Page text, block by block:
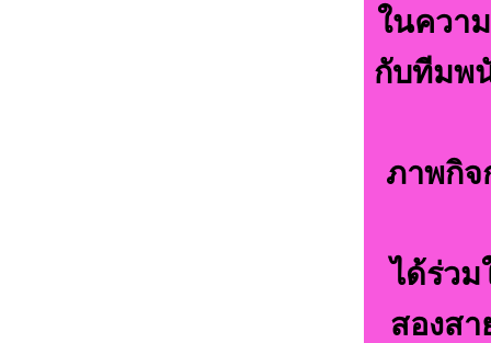
ในควา
กับทีมพนั
ภาพกิจ
ได้ร่วม
สองส